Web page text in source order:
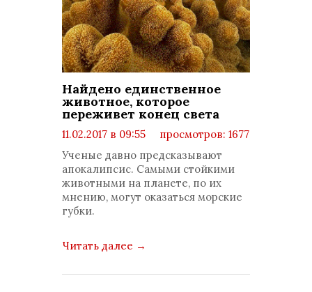
Найдено единственное
животное, которое
переживет конец света
11.02.2017 в 09:55
просмотров: 1677
Ученые давно предсказывают
апокалипсис. Самыми стойкими
животными на планете, по их
мнению, могут оказаться морские
губки.
Читать далее →